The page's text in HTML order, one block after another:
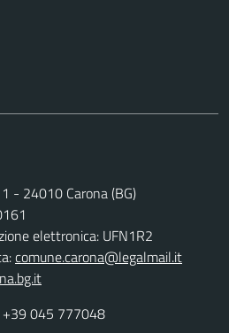
- 24010 Carona (BG)
elettronica: UFN1R2
comune.carona@legalmail.it
045 777048